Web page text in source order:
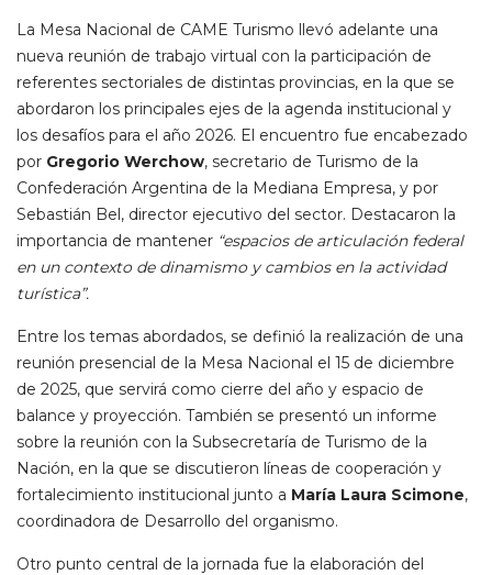
La Mesa Nacional de CAME Turismo llevó adelante una
nueva reunión de trabajo virtual con la participación de
referentes sectoriales de distintas provincias, en la que se
abordaron los principales ejes de la agenda institucional y
los desafíos para el año 2026. El encuentro fue encabezado
por Gregorio Werchow, secretario de Turismo de la
Confederación Argentina de la Mediana Empresa, y por
Sebastián Bel, director ejecutivo del sector. Destacaron la
importancia de mantener “espacios de articulación federal
en un contexto de dinamismo y cambios en la actividad
turística”.
Entre los temas abordados, se definió la realización de una
reunión presencial de la Mesa Nacional el 15 de diciembre
de 2025, que servirá como cierre del año y espacio de
balance y proyección. También se presentó un informe
sobre la reunión con la Subsecretaría de Turismo de la
Nación, en la que se discutieron líneas de cooperación y
fortalecimiento institucional junto a María Laura Scimone,
coordinadora de Desarrollo del organismo.
Otro punto central de la jornada fue la elaboración del